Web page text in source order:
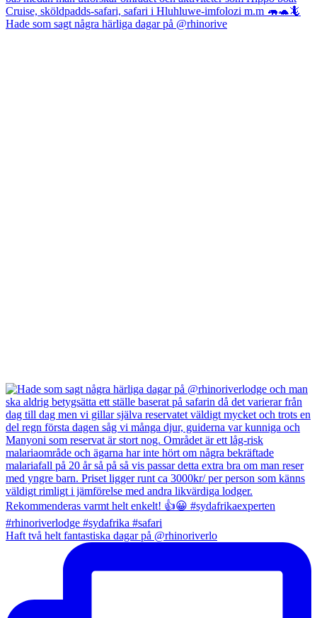
Hade som sagt några härliga dagar på @rhinorive
Haft två helt fantastiska dagar på @rhinoriverlo